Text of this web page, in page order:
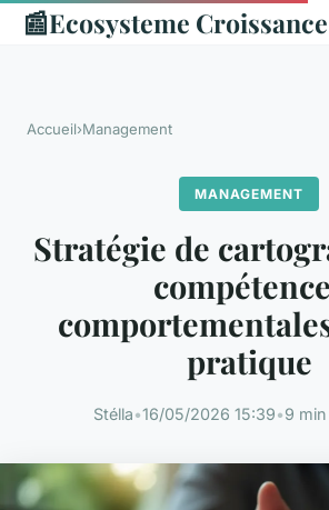
📰Ecosysteme Croissance
Accueil›Management
MANAGEMENT
Stratégie de
pratique
Stélla•16/05/2026 15:39•9